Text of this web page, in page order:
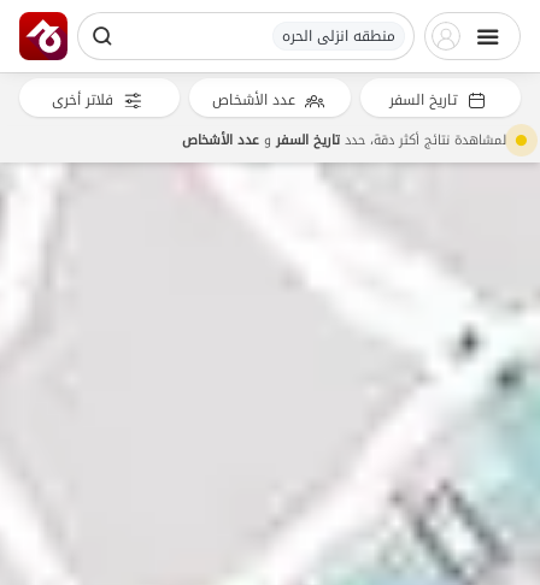
منطقه انزلی الحره
تاريخ السفر عدد الأشخاص فلاتر أخرى
لمشاهدة نتائج أكثر دقة، حددتاريخ السفروعدد الأشخاص